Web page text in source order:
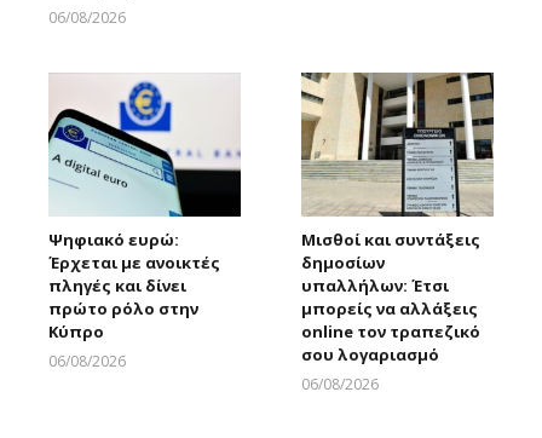
06/08/2026
Ψηφιακό ευρώ:
Έρχεται με ανοικτές
πληγές και δίνει
πρώτο ρόλο στην
Κύπρο
06/08/2026
Μισθοί και συντάξεις
δημοσίων
υπαλλήλων: Έτσι
μπορείς να αλλάξεις
online τον τραπεζικό
σου λογαριασμό
06/08/2026